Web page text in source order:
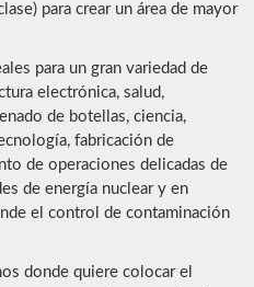
para crear un área de mayor
para un gran variedad de
electrónica, salud,
de botellas, ciencia,
fabricación de
de operaciones delicadas de
de energía nuclear y en
el control de contaminación
donde quiere colocar el